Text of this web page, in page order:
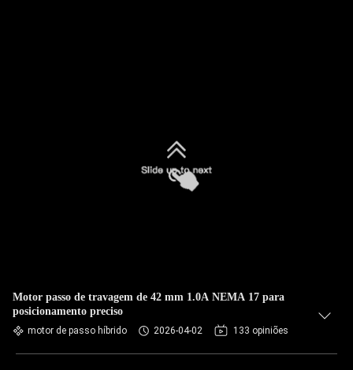
Motor passo de travagem de 42 mm 1.0A NEMA 17 para
posicionamento preciso
motor de passo híbrido 2026-04-02 133 opiniões